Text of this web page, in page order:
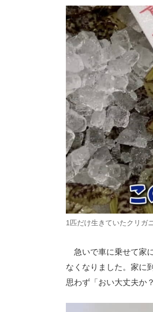
1匹だけ生きていたクリガ
急いで車に乗せて家
なくなりました。家に
思わず「おい大丈夫か